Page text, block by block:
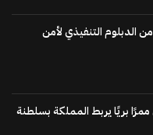
الدبلوم التنفيذي لأمن
بريًا يربط المملكة بسلطنة